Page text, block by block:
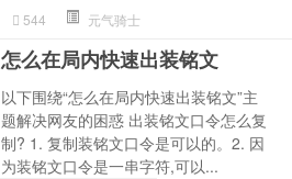
544 元气骑士
怎么在局内快速出装铭文
以下围绕“怎么在局内快速出装铭文”主
题解决网友的困惑 出装铭文口令怎么复
制? 1. 复制装铭文口令是可以的。2. 因
为装铭文口令是一串字符,可以...